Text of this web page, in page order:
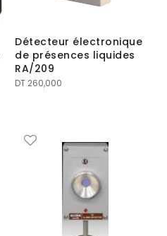
Détecteur électronique
de présences liquides
RA/209
DT 260,000